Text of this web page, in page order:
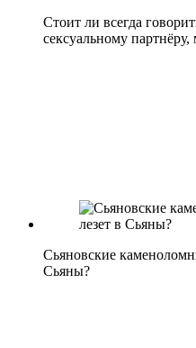
Стоит ли всегда
сексуальному
Сьяновские
Сьяны?